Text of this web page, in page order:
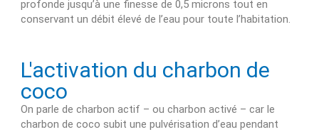
profonde jusqu’à une finesse de 0,5 microns tout en
conservant un débit élevé de l’eau pour toute l’habitation.
L'activation du charbon de
coco
On parle de charbon actif – ou charbon activé – car le
charbon de coco subit une pulvérisation d’eau pendant